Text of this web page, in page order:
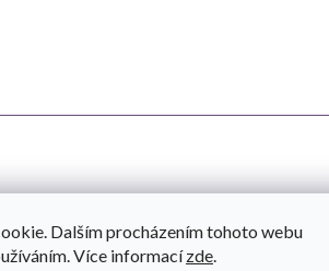
Dalším procházením tohoto webu
Více informacízde.
cm.